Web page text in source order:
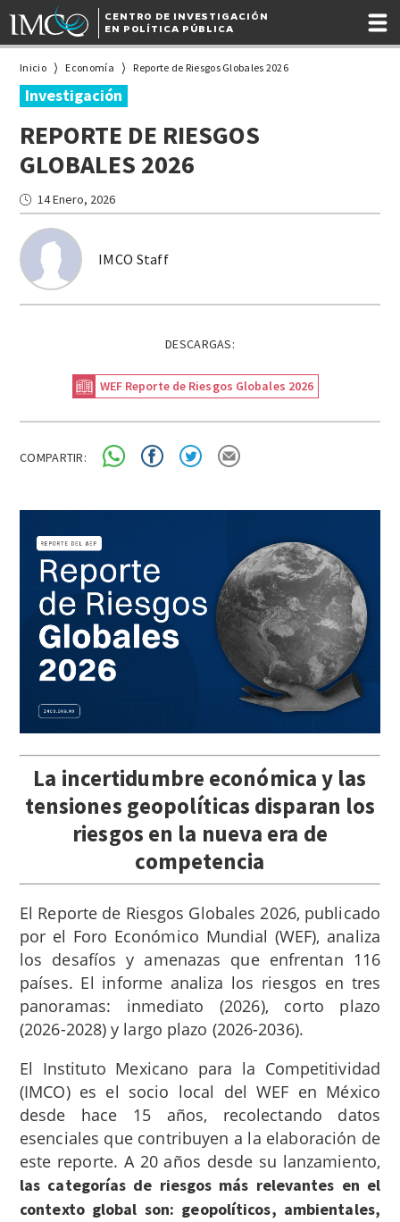
CENTRO DE INVESTIGACIÓN
EN POLÍTICA PÚBLICA
Inicio Economía Reporte de Riesgos Globales 2026
Investigación
REPORTE DE RIESGOS
GLOBALES 2026
IMCO Staff
14 Enero, 2026
DESCARGAS:
WEF Reporte de Riesgos Globales 2026
COMPARTIR:
La incertidumbre económica y las
tensiones geopolíticas disparan los
riesgos en la nueva era de
competencia
El Reporte de Riesgos Globales 2026, publicado
por el Foro Económico Mundial (WEF), analiza
los desafíos y amenazas que enfrentan 116
países. El informe analiza los riesgos en tres
panoramas: inmediato (2026), corto plazo
(2026-2028) y largo plazo (2026-2036).
El Instituto Mexicano para la Competitividad
(IMCO) es el socio local del WEF en México
desde hace 15 años, recolectando datos
esenciales que contribuyen a la elaboración de
este reporte. A 20 años desde su lanzamiento,
las categorías de riesgos más relevantes en el
contexto global son: geopolíticos, ambientales,